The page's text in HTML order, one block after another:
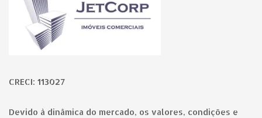
CRECI: 113027
Devido à dinâmica do mercado, os valores, condições e